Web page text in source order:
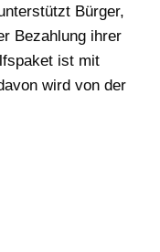
Bürger,
Bezahlung ihrer
ist mit
wird von der